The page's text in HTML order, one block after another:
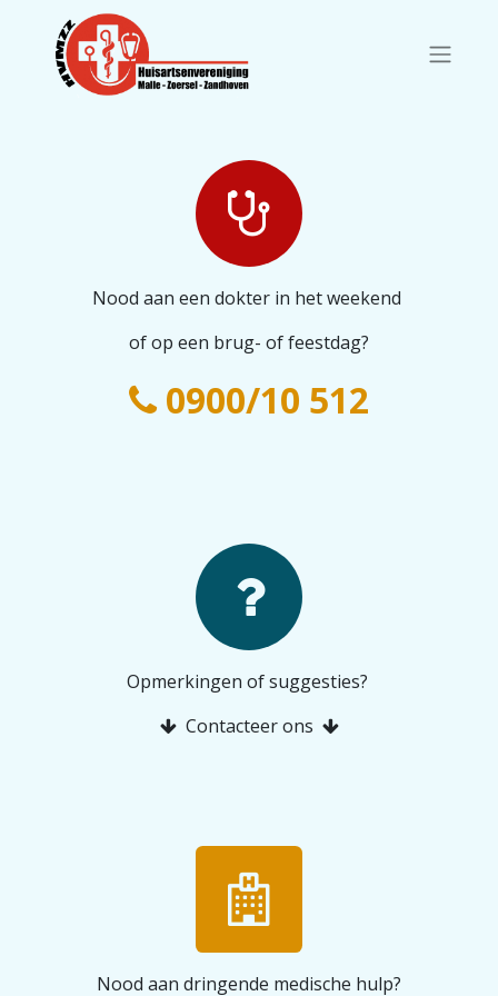
Nood aan een dokter in het weekend
of op een brug- of feestdag?
0900/10 512
Opmerkingen of suggesties?
Contacteer ons
Nood aan dringende medische hulp?